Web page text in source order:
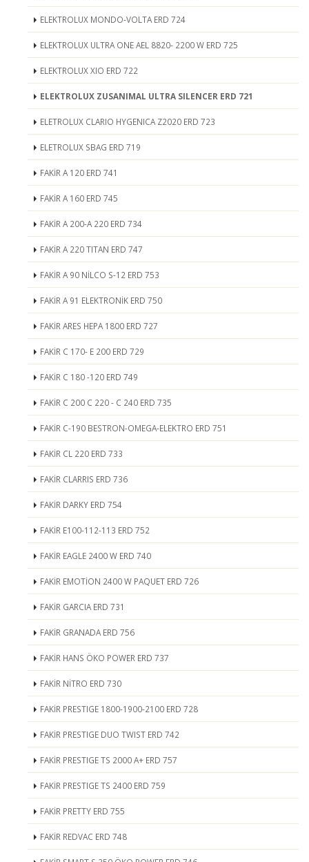
ELEKTROLUX MONDO-VOLTA ERD 724
ELEKTROLUX ULTRA ONE AEL 8820- 2200 W ERD 725
ELEKTROLUX XIO ERD 722
ELEKTROLUX ZUSANIMAL ULTRA SILENCER ERD 721
ELETROLUX CLARIO HYGENICA Z2020 ERD 723
ELETROLUX SBAG ERD 719
FAKİR A 120 ERD 741
FAKİR A 160 ERD 745
FAKİR A 200-A 220 ERD 734
FAKİR A 220 TITAN ERD 747
FAKİR A 90 NİLCO S-12 ERD 753
FAKİR A 91 ELEKTRONİK ERD 750
FAKİR ARES HEPA 1800 ERD 727
FAKİR C 170- E 200 ERD 729
FAKİR C 180 -120 ERD 749
FAKİR C 200 C 220 - C 240 ERD 735
FAKİR C-190 BESTRON-OMEGA-ELEKTRO ERD 751
FAKİR CL 220 ERD 733
FAKİR CLARRIS ERD 736
FAKİR DARKY ERD 754
FAKİR E100-112-113 ERD 752
FAKİR EAGLE 2400 W ERD 740
FAKİR EMOTİON 2400 W PAQUET ERD 726
FAKİR GARCIA ERD 731
FAKİR GRANADA ERD 756
FAKİR HANS ÖKO POWER ERD 737
FAKİR NİTRO ERD 730
FAKİR PRESTIGE 1800-1900-2100 ERD 728
FAKİR PRESTIGE DUO TWIST ERD 742
FAKİR PRESTIGE TS 2000 A+ ERD 757
FAKİR PRESTIGE TS 2400 ERD 759
FAKİR PRETTY ERD 755
FAKİR REDVAC ERD 748